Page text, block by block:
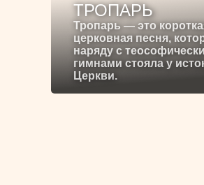
ТРОПАРЬ
Тропарь — это
церковная песня,
наряду с
гимнами стояла у
Церкви.